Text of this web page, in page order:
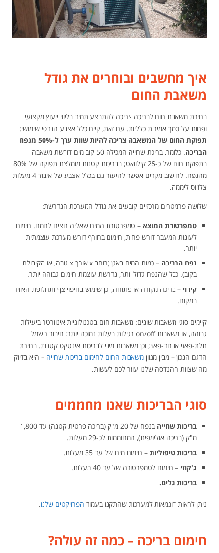
איך מחשבים ובוחרים את גודל
משאבת החום
בחירת משאבת חום לבריכה צריכה להתבצע תמיד בליווי ייעוץ מקצועי
ופחות על סמך אמירות כלליות. עם זאת, קיים כלל אצבע הנדסי שימושי:
תפוקת החום של המשאבה צריכה להיות שוות ערך ל-50% מנפח
הבריכה
. כלומר, בריכת שחייה המכילה 50 קוב מים דורשת משאבה
בתפוקת חום של כ-25 קילוואט; בבריכות קטנות מומלצת תפוקה של 80%
מהנפח. לחישוב מקדים אפשר להיעזר גם בכלל אצבע של איבוד 4 מעלות
צלזיוס ליממה.
שלושה פרמטרים מרכזיים קובעים את גודל המערכת הנדרשת:
טמפרטורת המוצא – טמפרטורת המים שאליה רוצים לחמם. חימום
לעונות המעבר דורש פחות, חימום בחורף דורש מערכת עוצמתית
יותר.
נפח הבריכה
– כמות המים באגן (רוחב x אורך x גובה, או הקיבולת
בקוב). ככל שהנפח גדול יותר, נדרשת עוצמת חימום גבוהה יותר.
קירוי – בריכה מקורה או פתוחה, וכן שימוש בחיפוי צף ותחלופת האוויר
במקום.
קיימים סוגי משאבות שונים: משאבות חום בטכנולוגיית אינוורטר ביעילות
גבוהה, או משאבות on/off רגילות בעלות נמוכה יותר; חיבור חשמל
תלת-פאזי או חד-פאזי; וכן משאבות מיני לבריכות אינטקס קטנות. בחירת
הדגם הנכון – מבין מגוון משאבות החום לחימום בריכות שחייה – היא בדיוק
מה שצוות ההנדסה שלנו עוזר לכם לעשות.
סוגי הבריכות שאנו מחממים
בריכות שחייה
בנפח של 20 מ"ק (בריכה פרטית קטנה) עד 1,800
מ"ק (בריכה אולימפית), המחוממות לכ-29 מעלות.
בריכות טיפוליות – חימום מים של עד 35 מעלות.
ג'קוזי – חימום לטמפרטורה של עד 40 מעלות.
בריכות גלים.
ניתן לראות דוגמאות למערכות שהתקנו בעמוד הפרויקטים שלנו.
חימום בריכה – כמה זה עולה?